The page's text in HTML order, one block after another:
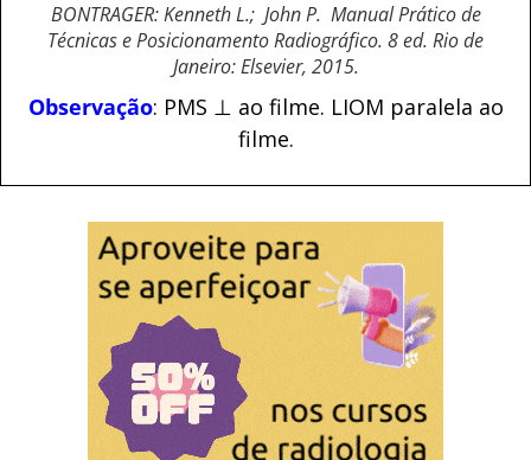
BONTRAGER: Kenneth L.; John P. Manual Prático de
Técnicas e Posicionamento Radiográfico. 8 ed. Rio de
Janeiro: Elsevier, 2015.
Observação: PMS ⊥ ao filme. LIOM paralela ao
filme.